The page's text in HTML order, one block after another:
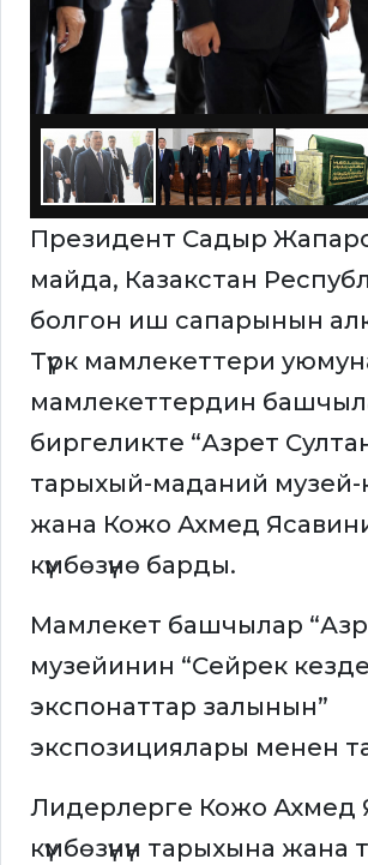
Президент Садыр Жапаров
майда, Казакстан
болгон иш сапарынын
Түрк мамлекеттери
мамлекеттердин
биргеликте “Азрет
тарыхый-маданий музей-
жана Кожо Ахмед
күмбөзүнө барды.
Мамлекет башчылар
музейинин “Сейрек
экспонаттар залынын”
экспозициялары менен
Лидерлерге Кожо Ахмед
күмбөзүнүн тарыхына жана